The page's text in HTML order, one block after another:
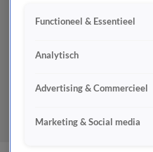
Functioneel & Essentieel
Analytisch
Advertising & Commercieel
Marketing & Social media